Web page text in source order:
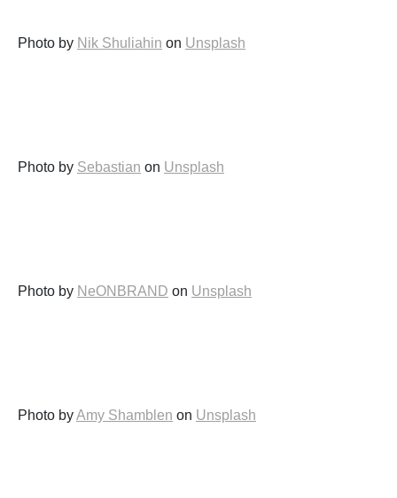
Photo by Nik Shuliahin on Unsplash
Photo by Sebastian on Unsplash
Photo by NeONBRAND on Unsplash
Photo byAmy Shamblen on Unsplash